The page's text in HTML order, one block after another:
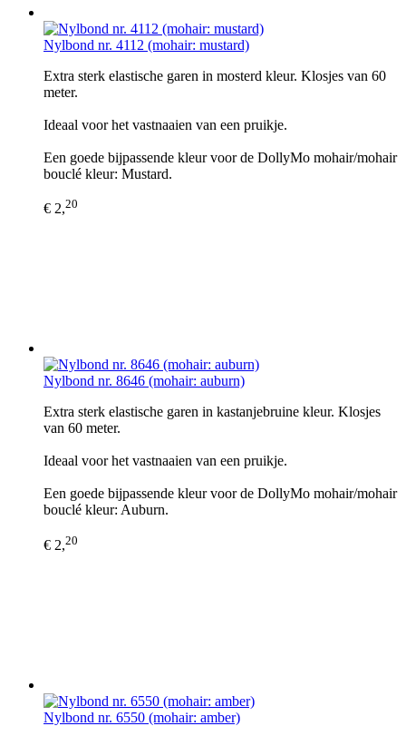
Nylbond nr. 4112 (mohair: mustard)
Extra sterk elastische garen in mosterd kleur. Klosjes van 60
meter.
Ideaal voor het vastnaaien van een pruikje.
Een goede bijpassende kleur voor de DollyMo mohair/mohair
bouclé kleur: Mustard.
€ 2,20
Nylbond nr. 8646 (mohair: auburn)
Extra sterk elastische garen in kastanjebruine kleur. Klosjes
van 60 meter.
Ideaal voor het vastnaaien van een pruikje.
Een goede bijpassende kleur voor de DollyMo mohair/mohair
bouclé kleur: Auburn.
€ 2,20
Nylbond nr. 6550 (mohair: amber)